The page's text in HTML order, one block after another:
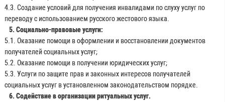
4.3. Создание условий для получения инвалидами по слуху услуг по
переводу с использованием русского жестового языка.
5. Социально-правовые услуги:
5.1. Оказание помощи в оформлении и восстановлении документов
получателей социальных услуг;
5.2. Оказание помощи в получении юридических услуг;
5.3. Услуги по защите прав и законных интересов получателей
социальных услуг в установленном законодательством порядке.
6. Содействие в организации ритуальных услуг.